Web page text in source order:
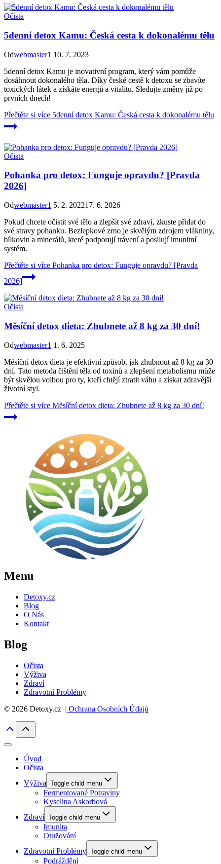
Očista
5denní detox Kamu: Česká cesta k dokonalému tělu
Odwebmaster1 10. 7. 2023
5denní detox Kamu je inovativní program, který vám pomůže
dosáhnout dokonalého těla. Díky české cestě k detoxu se zbavíte
toxických látek a získáte energii a vitalitu. Sledujte změny již po
prvních dnech!
Přečtěte si více 5denní detox Kamu: Česká cesta k dokonalému tělu
Očista
Pohanka pro detox: Funguje opravdu? [Pravda
2026]
Odwebmaster1 5. 2. 202217. 6. 2026
Pokud chcete očistit své tělo a zlepšit své zdraví, zkuste přidat do
své stravy pohanku. Bezlepkové zrno je skvělým zdrojem vlákniny,
bílkovin a minerálů, které podporují trávení a posilují imunitní
systém.
Přečtěte si více Pohanka pro detox: Funguje opravdu? [Pravda
2026]
Očista
Měsíční detox dieta: Zhubnete až 8 kg za 30 dní!
Odwebmaster1 1. 6. 2025
Měsíční detox dieta je efektivní způsob, jak zhubnout až 8 kg za 30
dní. Tato metoda čištění těla od toxinů a zlepšení metabolismu může
být skvělou volbou pro ty, kteří chtějí ztratit váhu a získat zdravější
životní styl.
Přečtěte si více Měsíční detox dieta: Zhubnete až 8 kg za 30 dní!
Menu
Detoxy.cz
Blog
O Nás
Kontakt
Blog
Očista
Výživa
Zdraví
Zdravotní Problémy
© 2026 Detoxy.cz | Ochrana Osobních Údajů
Úvod
Očista
Výživa Toggle child menu
Fermentované Potraviny
Kyselina Askorbová
Zdraví Toggle child menu
Imunita
Otužování
Zdravotní Problémy Toggle child menu
Podráždění